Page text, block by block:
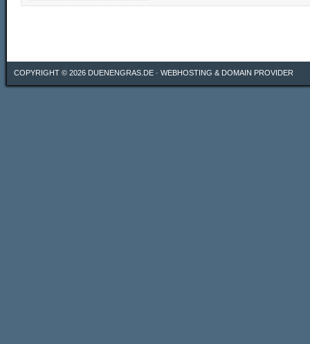
COPYRIGHT © 2026 DUENENGRAS.DE · WEBHOSTING & DOMAIN PROVIDER